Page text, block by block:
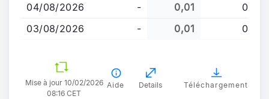
04/08/2026
- 0,01
0
03/08/2026
- 0,01 0
Mise à jour 10/02/2026
08:16 CET
Aide Details Téléchargement